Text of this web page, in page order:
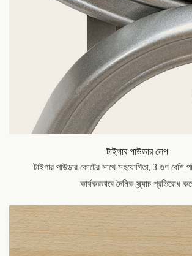
টাইগার পাউডার লেপ
টাইগার পাউডার কোটের সাথে সহযোগিতা, 3 গুণ বেশি
কার্যকরভাবে দৈনিক স্ক্র্যাচ প্রতিরোধ